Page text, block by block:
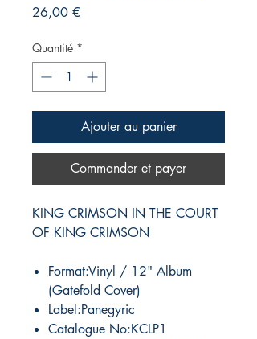
26,00 €Prix
Quantité *
Ajouter au panier
Commander et payer
KING CRIMSON IN THE COURT
OF KING CRIMSON
Format:Vinyl / 12" Album
(Gatefold Cover)
Label:Panegyric
Catalogue No:KCLP1